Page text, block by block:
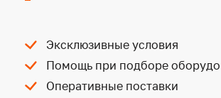
Эксклюзивные условия
Помощь при подборе
Оперативные поставки